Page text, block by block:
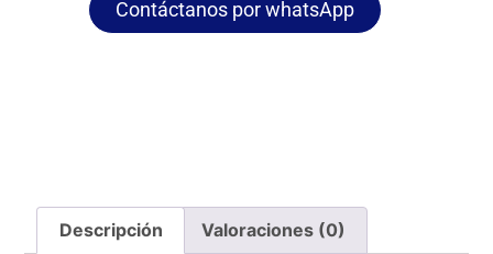
Contáctanos por whatsApp
Descripción Valoraciones (0)